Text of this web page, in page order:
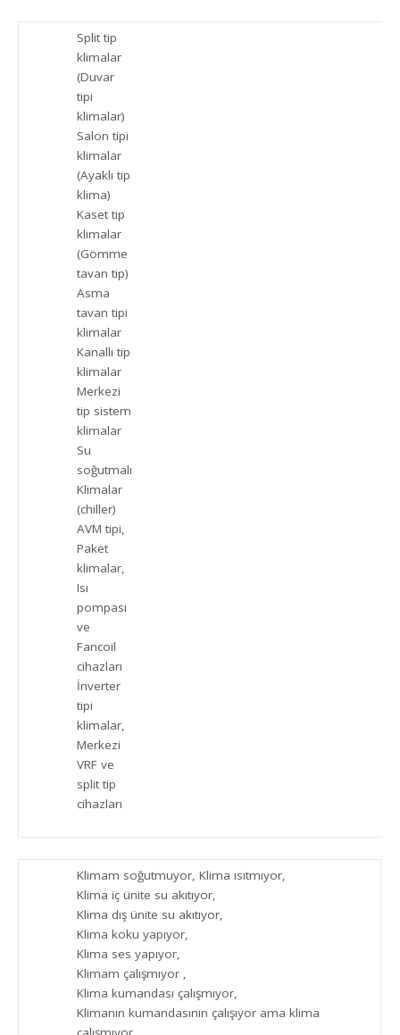
Split tip
klimalar
(Duvar
tipi
klimalar)
Salon tipi
klimalar
(Ayaklı tip
klima)
Kaset tip
klimalar
(Gömme
tavan tip)
Asma
tavan tipi
klimalar
Kanallı tip
klimalar
Merkezi
tip sistem
klimalar
Su
soğutmalı
Klimalar
(chiller)
AVM tipi,
Paket
klimalar,
Isı
pompası
ve
Fancoil
cihazları
İnverter
tipi
klimalar,
Merkezi
VRF ve
split tip
cihazları
Klimam soğutmuyor, Klima ısıtmıyor,
Klima iç ünite su akıtıyor,
Klima dış ünite su akıtıyor,
Klima koku yapıyor,
Klima ses yapıyor,
Klimam çalışmıyor ,
Klima kumandası çalışmıyor,
Klimanın kumandasının çalışıyor ama klima